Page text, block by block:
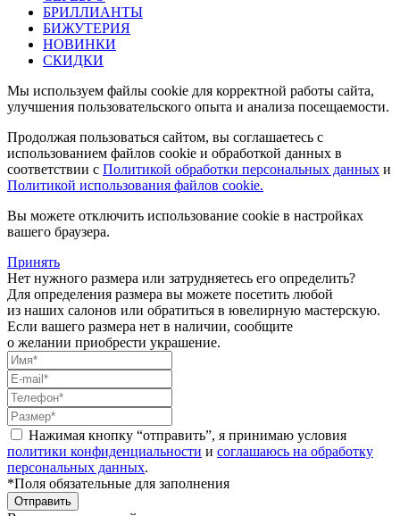
БРИЛЛИАНТЫ
БИЖУТЕРИЯ
НОВИНКИ
СКИДКИ
Мы используем файлы cookie для корректной работы сайта,
улучшения пользовательского опыта и анализа посещаемости.
Продолжая пользоваться сайтом, вы соглашаетесь с
использованием файлов cookie и обработкой данных в
соответствии с Политикой обработки персональных данных и
Политикой использования файлов cookie.
Вы можете отключить использование cookie в настройках
вашего браузера.
Принять
Нет нужного размера или затрудняетесь его определить?
Для определения размера вы можете посетить любой
из наших салонов или обратиться в ювелирную мастерскую.
Если вашего размера нет в наличии, сообщите
о желании приобрести украшение.
Нажимая кнопку “отправить”, я принимаю условия
политики конфиденциальности и соглашаюсь на обработку
персональных данных.
*Поля обязательные для заполнения
Отправить